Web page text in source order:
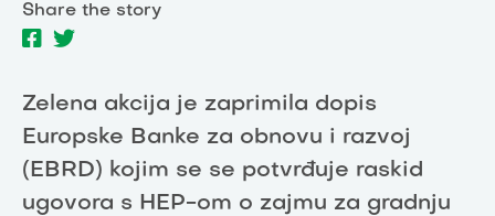
Share the story
Zelena akcija je zaprimila dopis
Europske Banke za obnovu i razvoj
(EBRD) kojim se se potvrđuje raskid
ugovora s HEP-om o zajmu za gradnju